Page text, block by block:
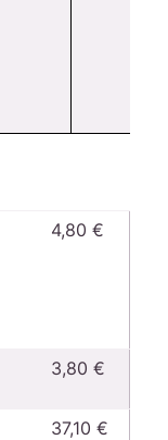
4,80 €
3,80 €
37,10 €